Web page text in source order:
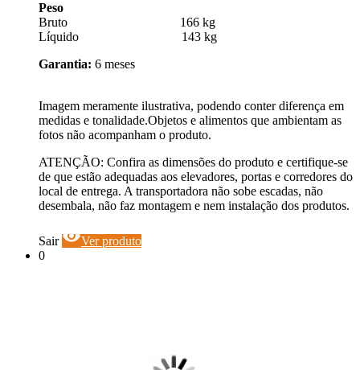
Peso
Bruto 166 kg
Líquido 143 kg
Garantia: 6 meses
Imagem meramente ilustrativa, podendo conter diferença em
medidas e tonalidade.Objetos e alimentos que ambientam as
fotos não acompanham o produto.
ATENÇÃO: Confira as dimensões do produto e certifique-se
de que estão adequadas aos elevadores, portas e corredores do
local de entrega. A transportadora não sobe escadas, não
desembala, não faz montagem e nem instalação dos produtos.
Sair visibilityVer produto
0